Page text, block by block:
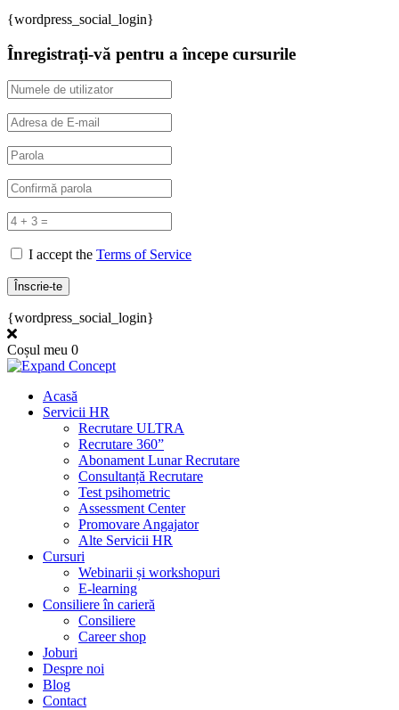
{wordpress_social_login}
Înregistrați-vă pentru a începe cursurile
I accept the Terms of Service
{wordpress_social_login}
Coșul meu 0
Acasă
Servicii HR
Recrutare ULTRA
Recrutare 360”
Abonament Lunar Recrutare
Consultanță Recrutare
Test psihometric
Assessment Center
Promovare Angajator
Alte Servicii HR
Cursuri
Webinarii și workshopuri
E-learning
Consiliere în carieră
Consiliere
Career shop
Joburi
Despre noi
Blog
Contact